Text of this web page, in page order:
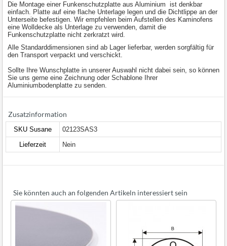
Die Montage einer Funkenschutzplatte aus Aluminium ist denkbar
einfach. Platte auf eine flache Unterlage legen und die Dichtlippe an der
Unterseite befestigen. Wir empfehlen beim Aufstellen des Kaminofens
eine Wolldecke als Unterlage zu verwenden, damit die
Funkenschutzplatte nicht zerkratzt wird.
Alle Standarddimensionen sind ab Lager lieferbar, werden sorgfältig für
den Transport verpackt und verschickt.
Sollte Ihre Wunschplatte in unserer Auswahl nicht dabei sein, so können
Sie uns gerne eine Zeichnung oder Schablone Ihrer
Aluminiumbodenplatte zu senden.
Zusatzinformation
SKU Susane
02123SAS3
Lieferzeit
Nein
Sie könnten auch an folgenden Artikeln interessiert sein